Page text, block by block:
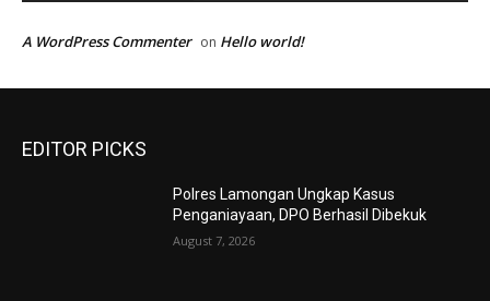
A WordPress Commenter on Hello world!
EDITOR PICKS
Polres Lamongan Ungkap Kasus
Penganiayaan, DPO Berhasil Dibekuk
August 7, 2026